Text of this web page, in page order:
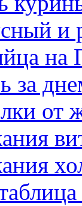
и
на
за
от